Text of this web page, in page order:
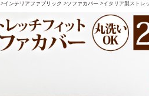
>インテリアファブリック >ソファカバー >イタリア製ストレ